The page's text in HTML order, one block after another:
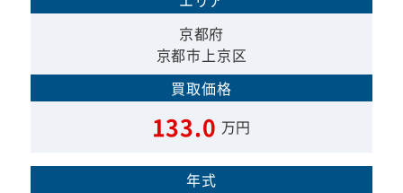
京都府
京都市上京区
買取価格
133.0 万円
年式